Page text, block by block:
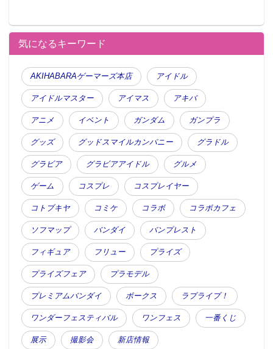
気になるキーワード
AKIHABARAゲーマーズ本店 アイドル
アイドルマスター アイマス アキバ
アニメ イベント ガンダム ガンプラ
グッズ グッドスマイルカンパニー グラドル
グラビア グラビアアイドル グルメ
ゲーム コスプレ コスプレイヤー
コトブキヤ コミケ コラボ コラボカフェ
ソフマップ バンダイ バンプレスト
フィギュア フリュー プライズ
プライズフェア プラモデル
プレミアムバンダイ ボークス ラブライブ！
ワンダーフェスティバル ワンフェス 一番くじ
展示 撮影会 新店情報